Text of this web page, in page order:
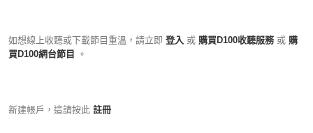
如想線上收聽或下載節目重溫，請立即 登入 或 購買D100收聽服務 或 購
買D100網台節目
。
新建帳戶，這請按此 註冊